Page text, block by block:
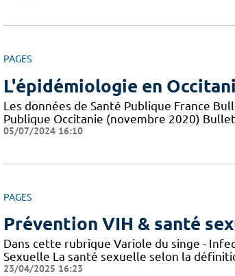
PAGES
L'épidémiologie en
Les données de Santé Publique France
Publique Occitanie (novembre 2020)
05/07/2024 16:10
PAGES
Prévention VIH & santé
Dans cette rubrique Variole du singe -
Sexuelle La santé sexuelle selon la
23/04/2025 16:23